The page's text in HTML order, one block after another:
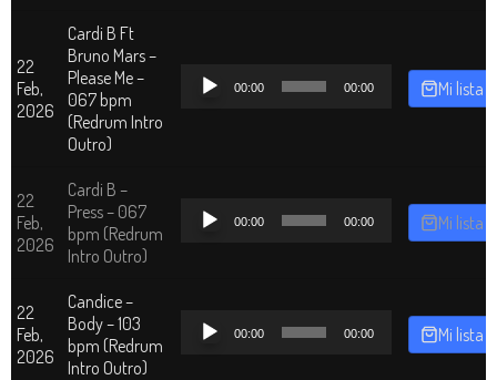
22
Feb,
2026
Cardi B Ft
Bruno Mars –
Please Me –
067 bpm
(Redrum Intro
Outro)
Reproductor
00:00 00:00 Mi lista
22
Feb,
2026
Cardi B –
Press – 067
bpm (Redrum
Intro Outro)
Reproductor
00:00 00:00 Mi lista
22
Feb,
2026
Candice –
Body – 103
bpm (Redrum
Intro Outro)
Reproductor
00:00 00:00 Mi lista